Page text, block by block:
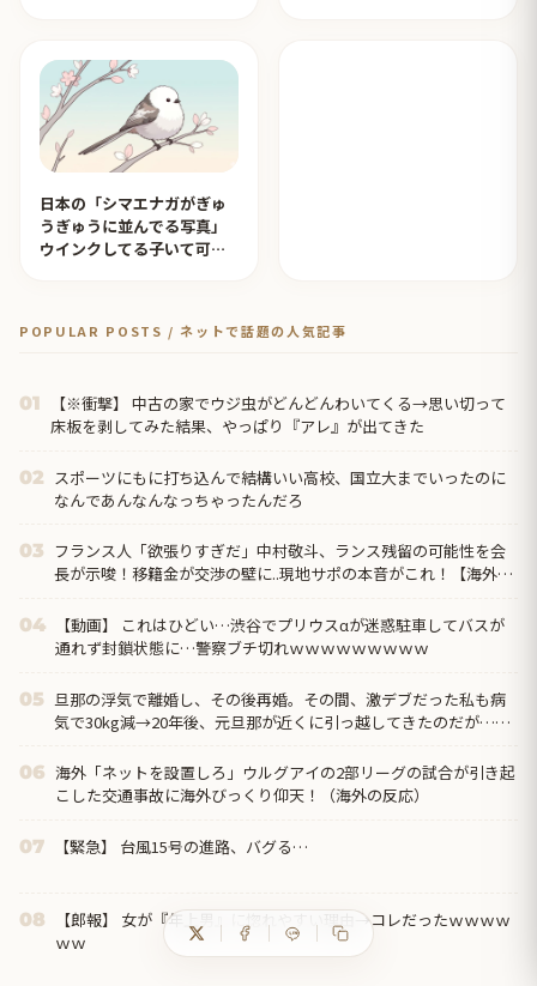
日本の「シマエナガがぎゅ
うぎゅうに並んでる写真」
ウインクしてる子いて可愛
POPULAR POSTS / ネットで話題の人気記事
01
【※衝撃】 中古の家でウジ虫がどんどんわいてくる→思い切って
床板を剥してみた結果、やっぱり『アレ』が出てきた
02 スポーツにもに打ち込んで結構いい高校、国立大までいったのに
なんであんなんなっちゃったんだろ
03 フランス人「欲張りすぎだ」中村敬斗、ランス残留の可能性を会
長が示唆！移籍金が交渉の壁に..現地サポの本音がこれ！【海外の
04
【動画】 これはひどい…渋谷でプリウスαが迷惑駐車してバスが
通れず封鎖状態に…警察ブチ切れｗｗｗｗｗｗｗｗｗ
05 旦那の浮気で離婚し、その後再婚。その間、激デブだった私も病
気で30kg減→20年後、元旦那が近くに引っ越してきたのだが…久
06 海外「ネットを設置しろ」ウルグアイの2部リーグの試合が引き起
こした交通事故に海外びっくり仰天！（海外の反応）
07 【緊急】 台風15号の進路、バグる…
08
【郎報】 女が『年上男』に惚れやすい理由→コレだったｗｗｗｗ
ｗｗ